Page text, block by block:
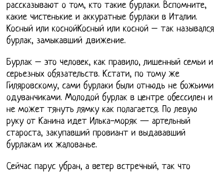
рассказывают о том, кто такие бурлаки. Вспомните,
какие чистенькие и аккуратные бурлаки в Италии.
Косный или коснойКосный или косной – так назывался
бурлак, замыкавший движение.
Бурлак – это человек, как правило, лишенный семьи и
серьезных обязательств. Кстати, по тому же
Гиляровскому, сами бурлаки были отнюдь не божьими
одуванчиками. Молодой бурлак в центре обессилен и
не может тянуть лямку как полагается. По левую
руку от Канина идет Илька-моряк — артельный
староста, закупавший провиант и выдававший
бурлакам их жалованье.
Сейчас парус убран, а ветер встречный, так что